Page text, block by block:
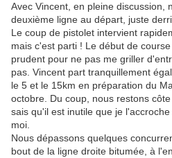
Avec Vincent, en pleine discussion,
deuxième ligne au départ, juste
Le coup de pistolet intervient
mais c'est parti ! Le début de
prudent pour ne pas me griller
pas. Vincent part tranquillement
le 5 et le 15km en préparation du
octobre. Du coup, nous restons
sais qu'il est inutile que je
moi.
Nous dépassons quelques
bout de la ligne droite bitumée, à